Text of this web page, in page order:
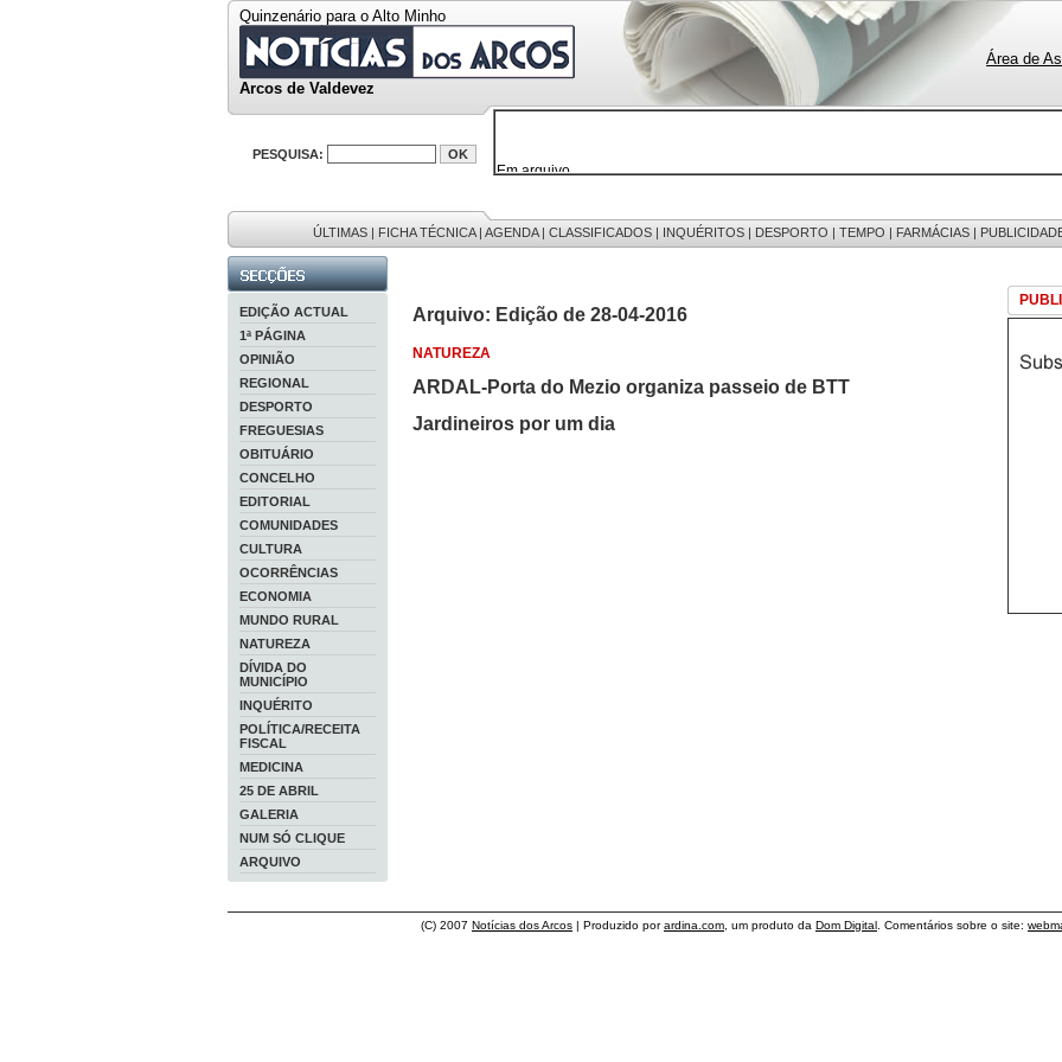
Quinzenário para o Alto Minho
Arcos de Valdevez
Área de
PESQUISA:
Em arquivo
9886 mensagens
201 registos
ÚLTIMAS | FICHA TÉCNICA| AGENDA| CLASSIFICADOS | INQUÉRITOS | DESPORTO | TEMPO | FARMÁCIAS |
EDIÇÃO ACTUAL
1ª PÁGINA
OPINIÃO
REGIONAL
DESPORTO
FREGUESIAS
OBITUÁRIO
CONCELHO
EDITORIAL
COMUNIDADES
CULTURA
OCORRÊNCIAS
ECONOMIA
MUNDO RURAL
NATUREZA
DÍVIDA DO
MUNICÍPIO
INQUÉRITO
POLÍTICA/RECEITA
FISCAL
MEDICINA
25 DE ABRIL
GALERIA
NUM SÓ CLIQUE
ARQUIVO
Arquivo: Edição de 28-04-2016
NATUREZA
ARDAL-Porta do Mezio organiza passeio de BTT
Jardineiros por um dia
(C) 2007 Notícias dos Arcos | Produzido porardina.com , um produto da Dom Digital . Comentários sobre o site: